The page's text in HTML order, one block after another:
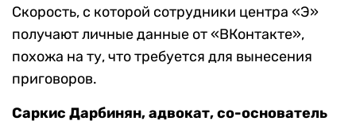
Скорость, с которой сотрудники центра «Э»
получают личные данные от «ВКонтакте»,
похожа на ту, что требуется для вынесения
приговоров.
Саркис Дарбинян,адвокат, со-основатель